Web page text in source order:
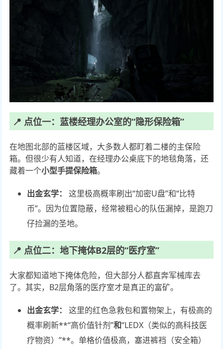
📍 点位一：蓝楼经理办公室的“隐形保险箱”
在地图北部的蓝楼区域，大多数人都盯着二楼的主保险
箱。但很少有人知道，在经理办公桌底下的地毯角落，还
藏着一个小型手提保险箱。
出金玄学：
这里极高概率刷出“加密U盘”和“比特
币”。因为位置隐蔽，经常被粗心的队伍漏掉，是跑刀
仔捡漏的圣地。
📍 点位二：地下掩体B2层的“医疗室”
大家都知道地下掩体危险，但大部分人都直奔军械库去
了。其实，B2层角落的医疗室才是真正的富矿。
出金玄学：
这里的红色急救包和置物架上，有极高的
概率刷新**“高价值针剂”和“LEDX（类似的高科技医
疗物资）”**。单格价值极高，塞进裤裆（安全箱）